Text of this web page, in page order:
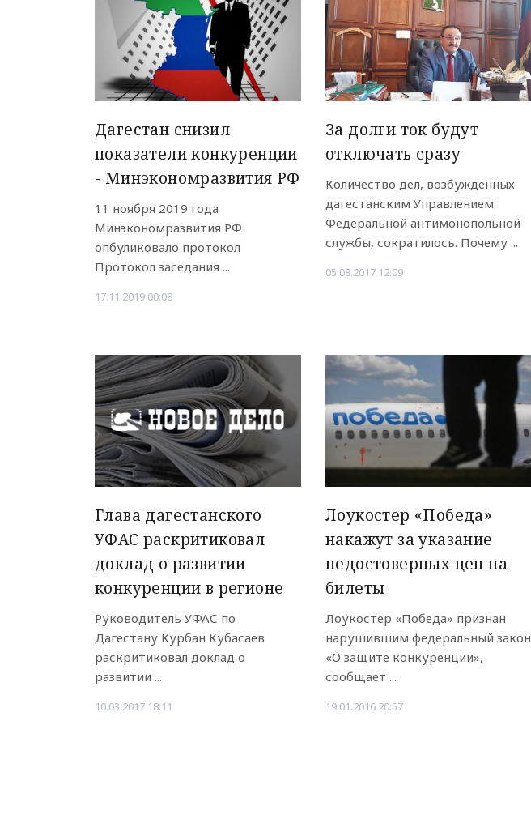
Дагестан снизил
показатели конкуренции
- Минэкономразвития РФ
11 ноября 2019 года
Минэкономразвития РФ
опбуликовало протокол
Протокол заседания ...
17.11.2019 00:08
За долги ток будут
отключать сразу
Количество дел, возбужденных
дагестанским Управлением
Федеральной антимонопольной
службы, сократилось. Почему ...
05.08.2017 12:09
Глава дагестанского
УФАС раскритиковал
доклад о развитии
конкуренции в регионе
Руководитель УФАС по
Дагестану Курбан Кубасаев
раскритиковал доклад о
развитии ...
10.03.2017 18:11
Лоукостер «Победа»
накажут за указание
недостоверных цен на
билеты
Лоукостер «Победа» признан
нарушившим федеральный закон
«О защите конкуренции»,
сообщает ...
19.01.2016 20:57